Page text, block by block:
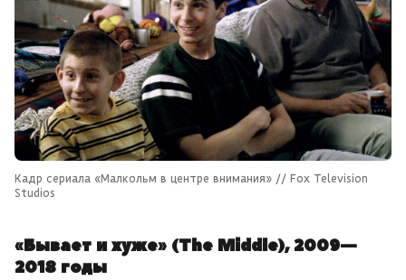
Кадр сериала «Малкольм в центре внимания» // Fox Television
Studios
«Бывает и хуже» (The Middle), 2009—
2018 годы